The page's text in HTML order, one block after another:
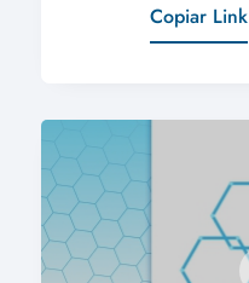
Copiar Link